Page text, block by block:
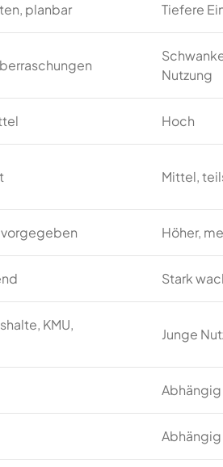
planbar Tiefere
Nutzung
Hoch
Mittel,
Höher,
Stark
KMU,
Junge
Abhängig